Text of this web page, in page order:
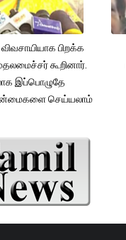
பிறக்க
கூறினார்.
இப்பொழுதே
நன்மைகளை செய்யலாம்